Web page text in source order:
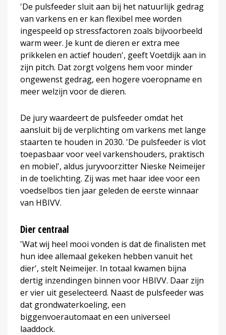
'De pulsfeeder sluit aan bij het natuurlijk gedrag
van varkens en er kan flexibel mee worden
ingespeeld op stressfactoren zoals bijvoorbeeld
warm weer. Je kunt de dieren er extra mee
prikkelen en actief houden', geeft Voetdijk aan in
zijn pitch. Dat zorgt volgens hem voor minder
ongewenst gedrag, een hogere voeropname en
meer welzijn voor de dieren.
De jury waardeert de pulsfeeder omdat het
aansluit bij de verplichting om varkens met lange
staarten te houden in 2030. 'De pulsfeeder is vlot
toepasbaar voor veel varkenshouders, praktisch
en mobiel', aldus juryvoorzitter Nieske Neimeijer
in de toelichting. Zij was met haar idee voor een
voedselbos tien jaar geleden de eerste winnaar
van HBIVV.
Dier centraal
'Wat wij heel mooi vonden is dat de finalisten met
hun idee allemaal gekeken hebben vanuit het
dier', stelt Neimeijer. In totaal kwamen bijna
dertig inzendingen binnen voor HBIVV. Daar zijn
er vier uit geselecteerd. Naast de pulsfeeder was
dat grondwaterkoeling, een
biggenvoerautomaat en een universeel
laaddock.